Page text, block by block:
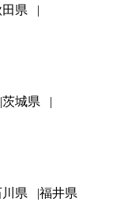
県
茨城県
県 福井県